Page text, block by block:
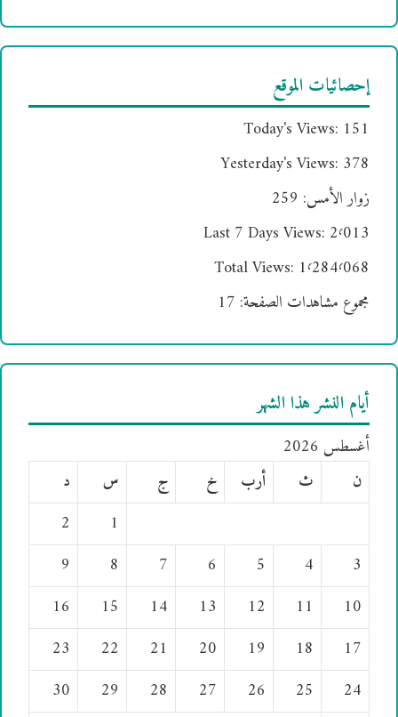
إحصائيات الموقع
Today's Views: 151
Yesterday's Views: 378
زوار الأمس: 259
Last 7 Days Views: 2٬013
Total Views: 1٬284٬068
مجموع مشاهدات الصفحة: 17
أيام النشر هذا الشهر
أغسطس 2026
ن
ث أرب خ ج س
د
1
2
3
4
5
6
7
8
9
10
11
12
13
14
15
16
17
18
19
20
21
22
23
24
25
26
27
28
29
30